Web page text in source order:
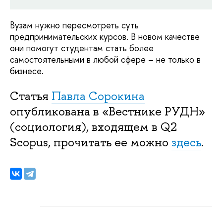
Вузам нужно пересмотреть суть
предпринимательских курсов. В новом качестве
они помогут студентам стать более
самостоятельными в любой сфере – не только в
бизнесе.
Статья Павла Сорокина
опубликована в «Вестнике РУДН»
(социология), входящем в Q2
Scopus, прочитать ее можно здесь.